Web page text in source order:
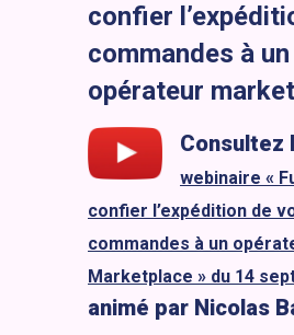
confier
commandes à un
opérateur
Consultez
webinaire «
confier l’expédition de
commandes à un
Marketplace » du 14
animé par Nicolas